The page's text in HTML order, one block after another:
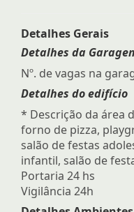
Detalhes Gerais
Detalhes da
Nº. de vagas na
Detalhes do edifício
* Descrição da área
forno de pizza,
salão de festas
infantil, salão de
Portaria 24 hs
Vigilância 24h